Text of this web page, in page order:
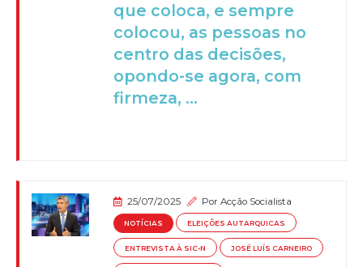
que coloca, e sempre
colocou, as pessoas no
centro das decisões,
opondo-se agora, com
firmeza, ...
25/07/2025 PorAcção Socialista
NOTÍCIAS ELEIÇÕES AUTARQUICAS
ENTREVISTA À SIC-N JOSÉ LUÍS CARNEIRO